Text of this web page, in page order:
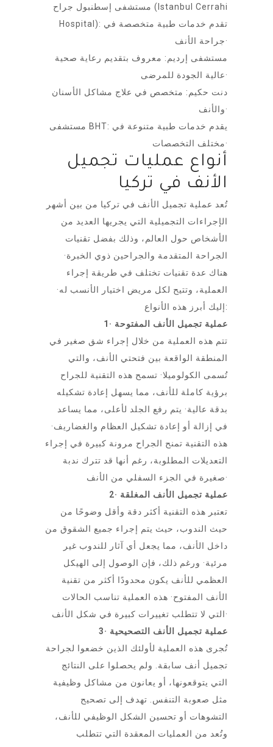
مستشفى إسطنبول جراح (Istanbul Cerrahi
Hospital): تقدم خدمات طبية متخصصة في
جراحة الأنف·
مستشفى إرديم: معروف بتقديم رعاية صحية
عالية الجودة للمرضى·
دنت حكيم: متخصص في علاج مشاكل الأسنان
والأنف·
مستشفى BHT: يقدم خدمات طبية متنوعة في
مختلف التخصصات·
أنواع عمليات تجميل
الأنف في تركيا
تُعد عملية تجميل الأنف في تركيا من بين أشهر
الإجراءات التجميلية التي يجريها العديد من
الأشخاص حول العالم، وذلك بفضل تقنيات
الجراحة المتقدمة والجراحين ذوي الخبرة·
هناك عدة تقنيات تختلف في طريقة إجراء
العملية، وتتيح لكل مريض اختيار الأنسب له·
إليك أبرز هذه الأنواع:
1· عملية تجميل الأنف المفتوحة
تتم هذه العملية من خلال إجراء شق صغير في
المنطقة الواقعة بين فتحتي الأنف، والتي
تُسمى الكولوميلا· تسمح هذه التقنية للجراح
برؤية كاملة للأنف، مما يسهل إعادة تشكيله
بدقة عالية· يتم رفع الجلد لأعلى، مما يساعد
في إزالة أو إعادة تشكيل العظام والغضاريف·
هذه التقنية تمنح الجراح مرونة كبيرة في إجراء
التعديلات المطلوبة، رغم أنها قد تترك ندبة
صغيرة في الجزء السفلي من الأنف·
2· عملية تجميل الأنف المغلقة
تعتبر هذه التقنية أكثر دقة وأقل وضوحًا من
حيث الندوب، حيث يتم إجراء جميع الشقوق من
داخل الأنف، مما يجعل أي آثار للندوب غير
مرئية· ورغم ذلك، فإن الوصول إلى الهيكل
العظمي للأنف يكون محدودًا أكثر من تقنية
الأنف المفتوح· هذه العملية تناسب الحالات
التي لا تتطلب تغييرات كبيرة في شكل الأنف·
3· عملية تجميل الأنف التصحيحية
تُجرى هذه العملية لأولئك الذين خضعوا لجراحة
تجميل أنف سابقة. ولم يحصلوا على النتائج
التي يتوقعونها، أو يعانون من مشاكل وظيفية
مثل صعوبة التنفس. تهدف إلى تصحيح
التشوهات أو تحسين الشكل الوظيفي للأنف،
وتُعد من العمليات المعقدة التي تتطلب